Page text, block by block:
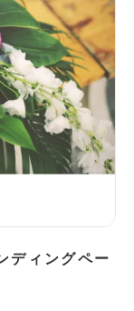
ディングペー